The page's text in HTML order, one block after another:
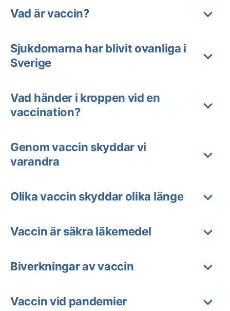
Vad är vaccin?
Sjukdomarna har blivit ovanliga i
Sverige
Vad händer i kroppen vid en
vaccination?
Genom vaccin skyddar vi
varandra
Olika vaccin skyddar olika länge
Vaccin är säkra läkemedel
Biverkningar av vaccin
Vaccin vid pandemier